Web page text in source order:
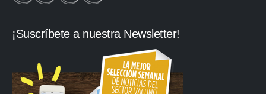
¡Suscríbete a nuestra Newsletter!